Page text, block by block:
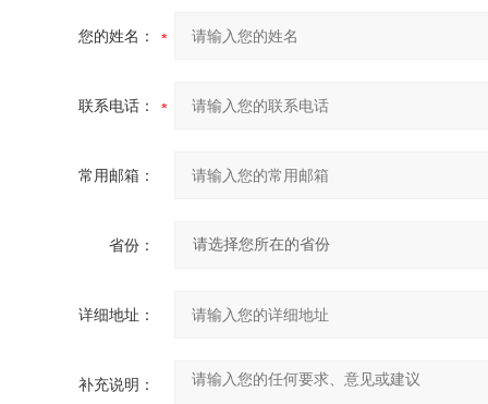
您的姓名：
联系电话：
常用邮箱：
省份：
详细地址：
补充说明：